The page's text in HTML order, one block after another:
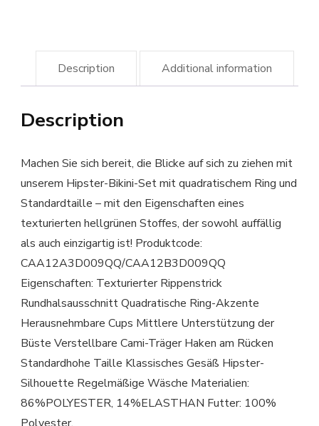
Description Additional information
Description
Machen Sie sich bereit, die Blicke auf sich zu ziehen mit
unserem Hipster-Bikini-Set mit quadratischem Ring und
Standardtaille – mit den Eigenschaften eines
texturierten hellgrünen Stoffes, der sowohl auffällig
als auch einzigartig ist! Produktcode:
CAA12A3D009QQ/CAA12B3D009QQ
Eigenschaften: Texturierter Rippenstrick
Rundhalsausschnitt Quadratische Ring-Akzente
Herausnehmbare Cups Mittlere Unterstützung der
Büste Verstellbare Cami-Träger Haken am Rücken
Standardhohe Taille Klassisches Gesäß Hipster-
Silhouette Regelmäßige Wäsche Materialien:
86%POLYESTER, 14%ELASTHAN Futter: 100%